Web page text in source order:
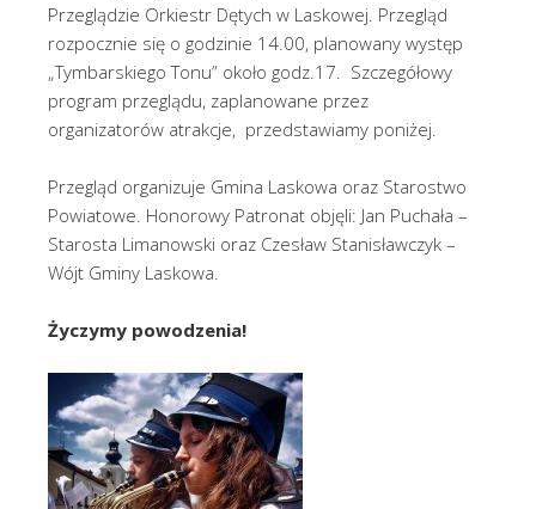
Przeglądzie Orkiestr Dętych w Laskowej. Przegląd
rozpocznie się o godzinie 14.00, planowany występ
„Tymbarskiego Tonu” około godz.17. Szczegółowy
program przeglądu, zaplanowane przez
organizatorów atrakcje, przedstawiamy poniżej.
Przegląd organizuje Gmina Laskowa oraz Starostwo
Powiatowe. Honorowy Patronat objęli: Jan Puchała –
Starosta Limanowski oraz Czesław Stanisławczyk –
Wójt Gminy Laskowa.
Życzymy powodzenia!